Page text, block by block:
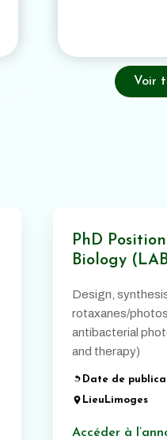
Voir
PhD
Biology
Design,
rotaxanes/
antibacterial
and therapy)
Date de
Lieu Limoges
Accéder à